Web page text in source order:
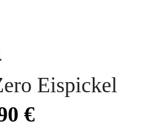
Eispickel
€